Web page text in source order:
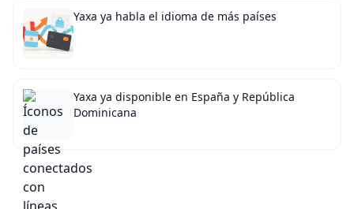
Yaxa ya habla el idioma de más países
Yaxa ya disponible en España y República
Dominicana